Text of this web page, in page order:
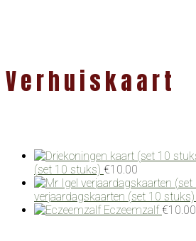
Verhuiskaart
(set 10 stuks) €10.00
verjaardagskaarten (set 10 stuks)
Eczeemzalf €10.00